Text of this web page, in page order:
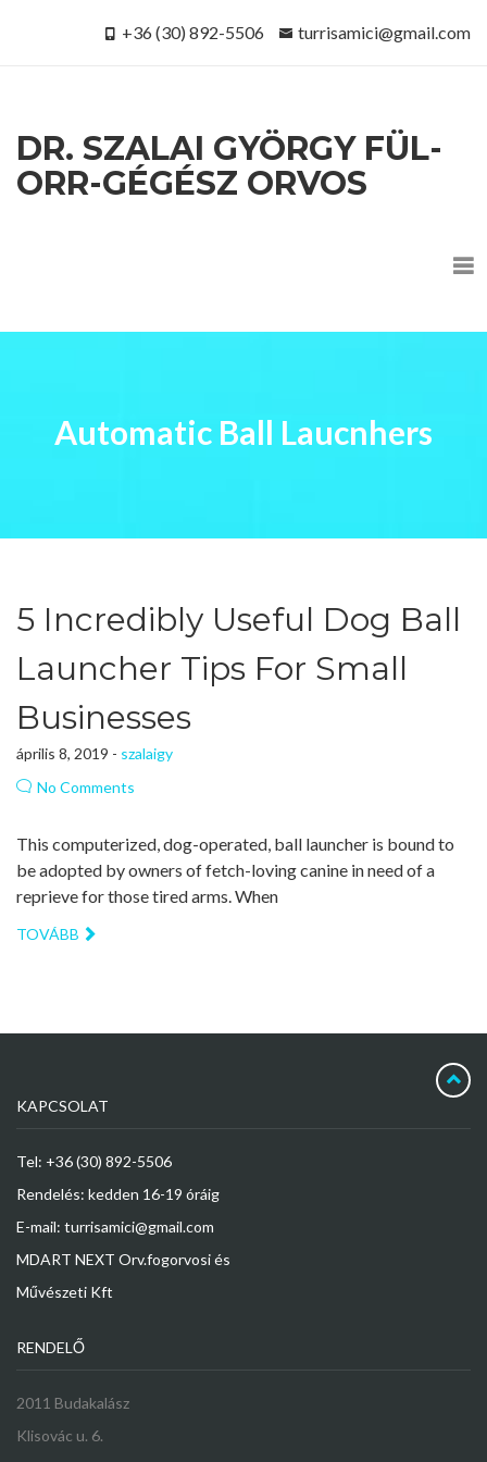
+36 (30) 892-5506 turrisamici@gmail.com
DR. SZALAI GYÖRGY FÜL-
ORR-GÉGÉSZ ORVOS
Automatic Ball Laucnhers
5 Incredibly Useful Dog Ball
Launcher Tips For Small
Businesses
április 8, 2019 - szalaigy
No Comments
This computerized, dog-operated, ball launcher is bound to
be adopted by owners of fetch-loving canine in need of a
reprieve for those tired arms. When
TOVÁBB
KAPCSOLAT
Tel: +36 (30) 892-5506
Rendelés: kedden 16-19 óráig
E-mail: turrisamici@gmail.com
MDART NEXT Orv.fogorvosi és
Művészeti Kft
RENDELŐ
2011 Budakalász
Klisovác u. 6.